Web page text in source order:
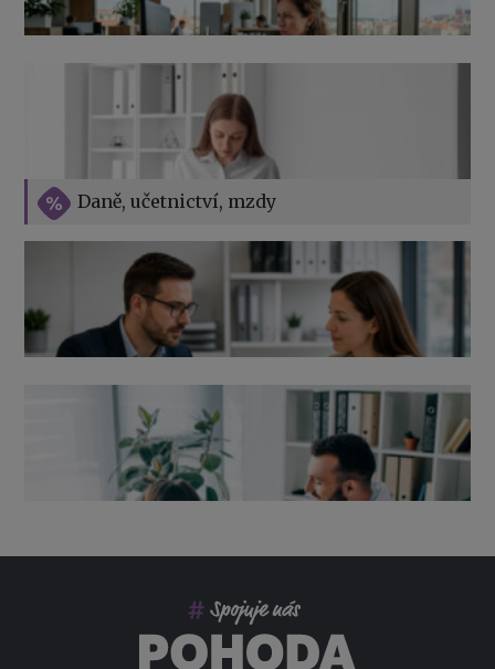
Daně, učetnictví, mzdy
Vše o překážkách v práci na straně zaměstnavatele
Výpověď ze zdravotních důvodů 2026 – průvodce pro
zaměstnavatele
Přehledy pro OSSZ a zdravotní pojišťovny – jak na ně
v roce 2026